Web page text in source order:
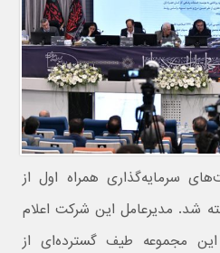
سرمایه‌گذاری همراه اول از
شد. مدیرعامل این شرکت اعلام
مجموعه طیف گسترده‌ای از